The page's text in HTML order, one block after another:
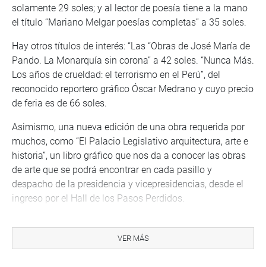
solamente 29 soles; y al lector de poesía tiene a la mano
el título “Mariano Melgar poesías completas” a 35 soles.
Hay otros títulos de interés: “Las “Obras de José María de
Pando. La Monarquía sin corona” a 42 soles. “Nunca Más.
Los años de crueldad: el terrorismo en el Perú”, del
reconocido reportero gráfico Óscar Medrano y cuyo precio
de feria es de 66 soles.
Asimismo, una nueva edición de una obra requerida por
muchos, como “El Palacio Legislativo arquitectura, arte e
historia”, un libro gráfico que nos da a conocer las obras
de arte que se podrá encontrar en cada pasillo y
despacho de la presidencia y vicepresidencias, desde el
ingreso por el Hall de los Pasos Perdidos.
históricos, semblanzas, biografías de nuestros próceres,
textos sobre la Independencia y la República y ensayos
VER MÁS